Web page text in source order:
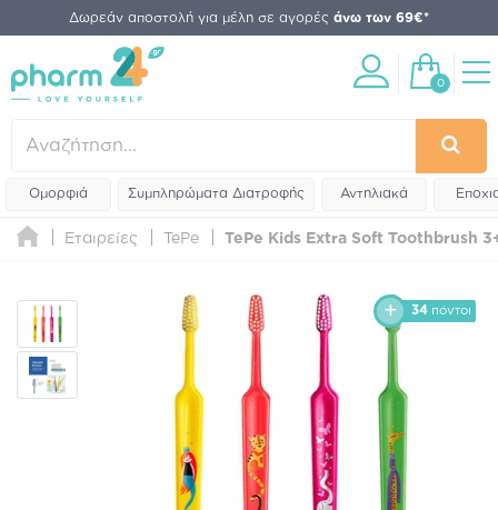
Δωρεάν αποστολή για μέλη σε αγορές άνω των 69€*
0
Ομορφιά Συμπληρώματα Διατροφής Αντηλιακά
Εταιρείες TePe TePe Kids Extra Soft Toothbrush
34 πόντοι